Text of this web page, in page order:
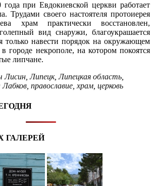
года при Евдокиевской церкви работает
Трудами своего настоятеля протоиерея
храм практически восстановлен,
вид снаружи, благоукрашается
только навести порядок на окружающем
городе некрополе, на котором покоятся
липчане.
Лисин ,Липецк,Липецкая область
Лабков православие храм церковь
ГАЛЕРЕЙ